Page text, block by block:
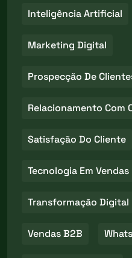
Inteligência Artificial
Marketing Digital
Prospecção De
Relacionamento Com
Satisfação Do Cliente
Tecnologia Em Vendas
Transformação Digital
Vendas B2B